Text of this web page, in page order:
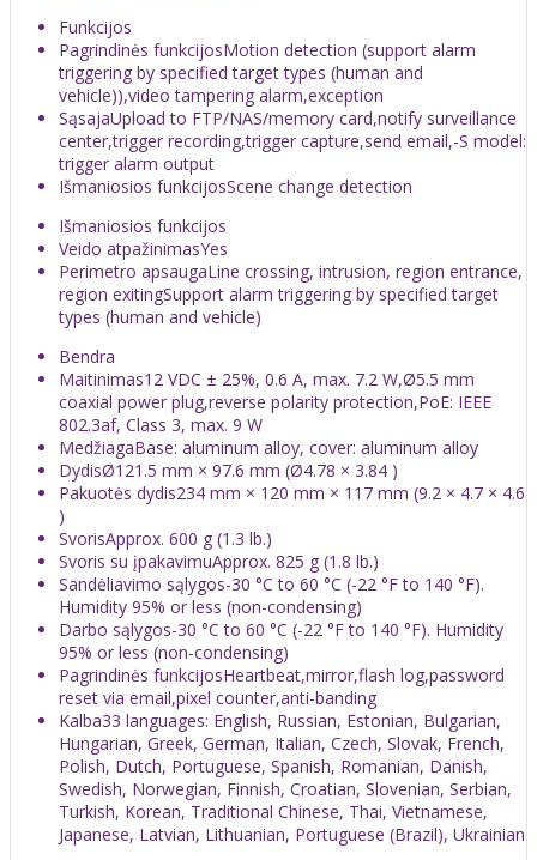
Funkcijos
Pagrindinės funkcijosMotion detection (support alarm
triggering by specified target types (human and
vehicle)),video tampering alarm,exception
SąsajaUpload to FTP/NAS/memory card,notify surveillance
center,trigger recording,trigger capture,send email,-S model:
trigger alarm output
Išmaniosios funkcijosScene change detection
Išmaniosios funkcijos
Veido atpažinimasYes
Perimetro apsaugaLine crossing, intrusion, region entrance,
region exitingSupport alarm triggering by specified target
types (human and vehicle)
Bendra
Maitinimas12 VDC ± 25%, 0.6 A, max. 7.2 W,Ø5.5 mm
coaxial power plug,reverse polarity protection,PoE: IEEE
802.3af, Class 3, max. 9 W
MedžiagaBase: aluminum alloy, cover: aluminum alloy
DydisØ121.5 mm × 97.6 mm (Ø4.78 × 3.84 )
Pakuotės dydis234 mm × 120 mm × 117 mm (9.2 × 4.7 × 4.6
)
SvorisApprox. 600 g (1.3 lb.)
Svoris su įpakavimuApprox. 825 g (1.8 lb.)
Sandėliavimo sąlygos-30 °C to 60 °C (-22 °F to 140 °F).
Humidity 95% or less (non-condensing)
Darbo sąlygos-30 °C to 60 °C (-22 °F to 140 °F). Humidity
95% or less (non-condensing)
Pagrindinės funkcijosHeartbeat,mirror,flash log,password
reset via email,pixel counter,anti-banding
Kalba33 languages: English, Russian, Estonian, Bulgarian,
Hungarian, Greek, German, Italian, Czech, Slovak, French,
Polish, Dutch, Portuguese, Spanish, Romanian, Danish,
Swedish, Norwegian, Finnish, Croatian, Slovenian, Serbian,
Turkish, Korean, Traditional Chinese, Thai, Vietnamese,
Japanese, Latvian, Lithuanian, Portuguese (Brazil), Ukrainian